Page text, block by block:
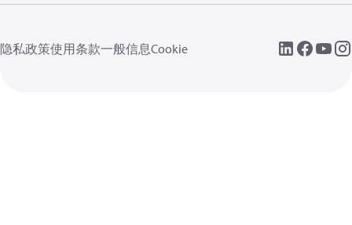
隐私政策使用条款一般信息Cookie